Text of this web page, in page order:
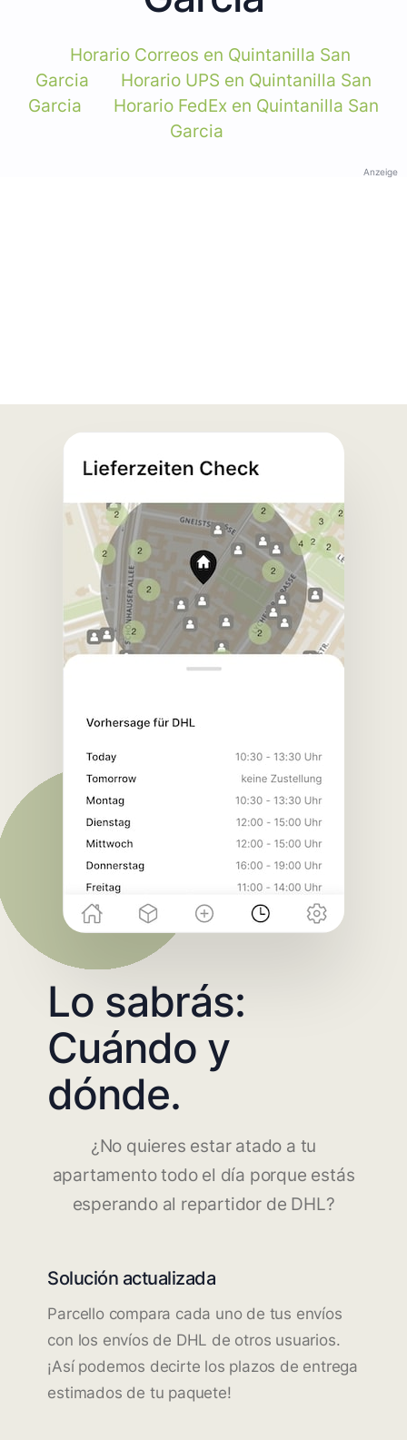
Horario Correos en Quintanilla San
Garcia
Horario UPS en Quintanilla San
Garcia
Horario FedEx en Quintanilla San
Garcia
Anzeige
Lo sabrás:
Cuándo y
dónde.
¿No quieres estar atado a tu
apartamento todo el día porque estás
esperando al repartidor de DHL?
Solución actualizada
Parcello compara cada uno de tus envíos
con los envíos de DHL de otros usuarios.
¡Así podemos decirte los plazos de entrega
estimados de tu paquete!